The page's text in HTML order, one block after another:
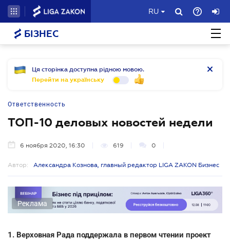
RU
БІЗНЕС
Ця сторінка доступна рідною мовою.
Перейти на українську
Ответственность
ТОП-10 деловых новостей недели
6 ноября 2020, 16:30 619 0
Автор: Александра Кознова, главный редактор LIGA ZAKON Бизнес
Реклама
1. Верховная Рада поддержала в первом чтении проект